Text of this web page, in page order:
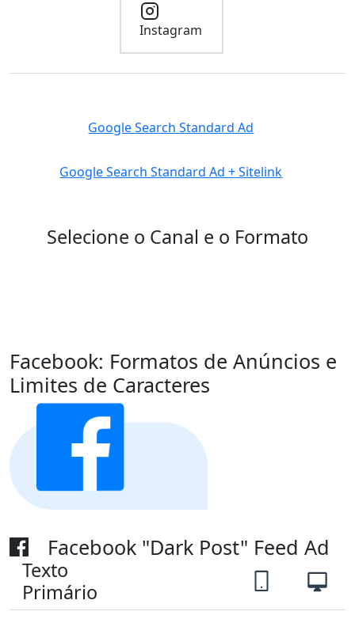
Instagram
Google Search Standard Ad
Google Search Standard Ad + Sitelink
Selecione o Canal e o Formato
Facebook: Formatos de Anúncios e
Limites de Caracteres
Facebook "Dark Post" Feed Ad
Texto
Primário